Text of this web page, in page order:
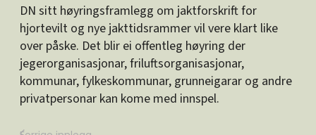
DN sitt høyringsframlegg om jaktforskrift for
hjortevilt og nye jakttidsrammer vil vere klart like
over påske. Det blir ei offentleg høyring der
jegerorganisasjonar, friluftsorganisasjonar,
kommunar, fylkeskommunar, grunneigarar og andre
privatpersonar kan kome med innspel.